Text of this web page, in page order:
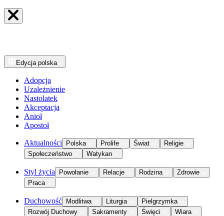
Edycja polska
Adopcja
Uzależnienie
Nastolatek
Akceptacja
Anioł
Apostoł
Aktualności Polska Prolife Świat
Religie
Społeczeństwo
Watykan
Styl życia Powołanie Relacje Rodzina
Zdrowie
Praca
Duchowość Modlitwa Liturgia
Pielgrzymka
Rozwój Duchowy
Sakramenty Święci Wiara